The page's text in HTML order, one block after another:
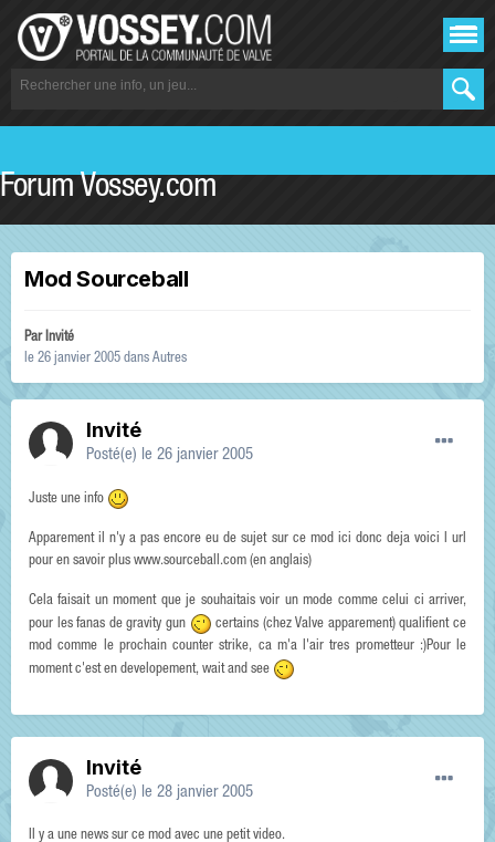
Forum Vossey.com
Mod Sourceball
Par Invité
le 26 janvier 2005 dans Autres
Invité
Posté(e) le 26 janvier 2005
Juste une info
Apparement il n'y a pas encore eu de sujet sur ce mod ici donc deja voici l url
pour en savoir plus www.sourceball.com (en anglais)
Cela faisait un moment que je souhaitais voir un mode comme celui ci arriver,
pour les fanas de gravity gun
certains (chez Valve apparement) qualifient ce
mod comme le prochain counter strike, ca m'a l'air tres prometteur :)Pour le
moment c'est en developement, wait and see
Invité
Posté(e) le 28 janvier 2005
Il y a une news sur ce mod avec une petit video.